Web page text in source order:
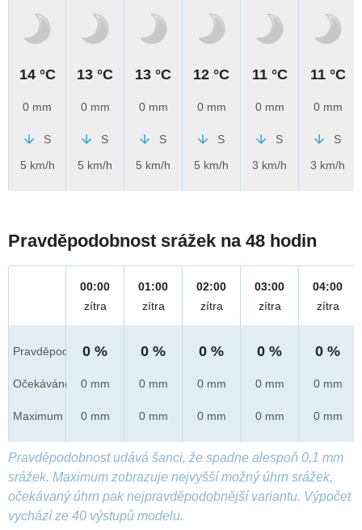
14 °C
0 mm
S
5 km/h
13 °C
0 mm
S
5 km/h
13 °C
0 mm
S
5 km/h
12 °C
0 mm
S
5 km/h
11 °C
0 mm
S
3 km/h
11 °C
0 mm
S
3 km/h
Pravděpodobnost srážek na 48 hodin
Pravděpod.
Očekáváno
Maximum
00:00
zítra
0 %
0 mm
0 mm
01:00
zítra
0 %
0 mm
0 mm
02:00
zítra
0 %
0 mm
0 mm
03:00
zítra
0 %
0 mm
0 mm
04:00
zítra
0 %
0 mm
0 mm
Pravděpodobnost udává šanci, že spadne alespoň 0,1 mm
srážek. Maximum zobrazuje nejvyšší možný úhrn srážek,
očekávaný úhrn pak nejpravděpodobnější variantu. Výpočet
vychází ze 40 výstupů modelu.